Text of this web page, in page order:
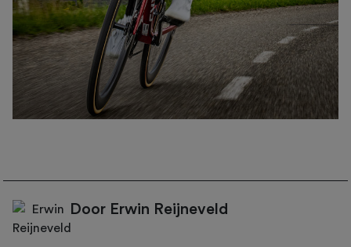
Door Erwin Reijneveld